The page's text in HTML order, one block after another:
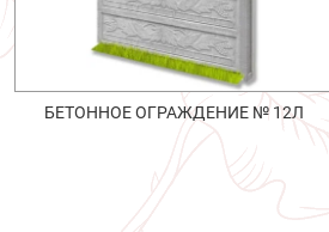
БЕТОННОЕ ОГРАЖДЕНИЕ № 12Л